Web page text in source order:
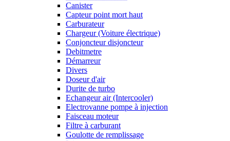
Canister
Capteur point mort haut
Carburateur
Chargeur (Voiture électrique)
Conjoncteur disjoncteur
Debitmetre
Démarreur
Divers
Doseur d'air
Durite de turbo
Echangeur air (Intercooler)
Electrovanne pompe à injection
Faisceau moteur
Filtre à carburant
Goulotte de remplissage